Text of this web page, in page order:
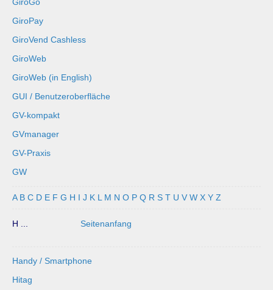
GiroPay
GiroVend Cashless
GiroWeb
GiroWeb (in English)
GUI / Benutzeroberfläche
GV-kompakt
GVmanager
GV-Praxis
GW
A B C D E F G H I J K L M N O P Q R S T U V W X Y Z
H ... Seitenanfang
Handy / Smartphone
Hitag